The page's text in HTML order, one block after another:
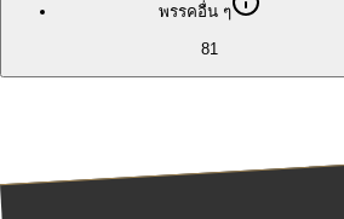
พรรคอื่น ๆ
81